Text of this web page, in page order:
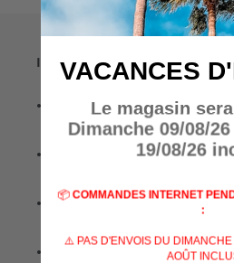
Informations
• A propos de nous
• Nos marques
• Nos spécialisations
• Nos services
VACANCES
Le magasin
Dimanche 09/08/
19/08/26
📦 COMMANDES INTERNET
:
⚠️ PAS D'ENVOIS DU
AOÛT